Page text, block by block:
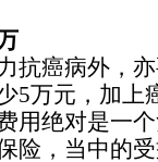
癌病外，亦
5万元，加上
用绝对是一
险，当中的